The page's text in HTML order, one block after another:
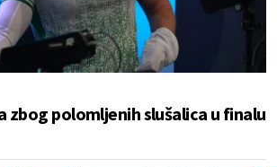
zbog polomljenih slušalica u finalu